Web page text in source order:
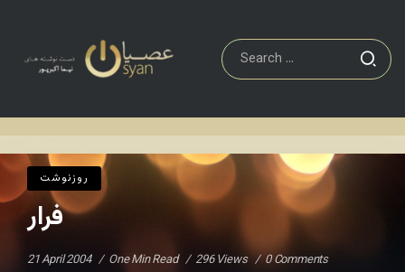
روزنوشت
فرار
21 April 2004 One Min Read 296 Views 0 Comments